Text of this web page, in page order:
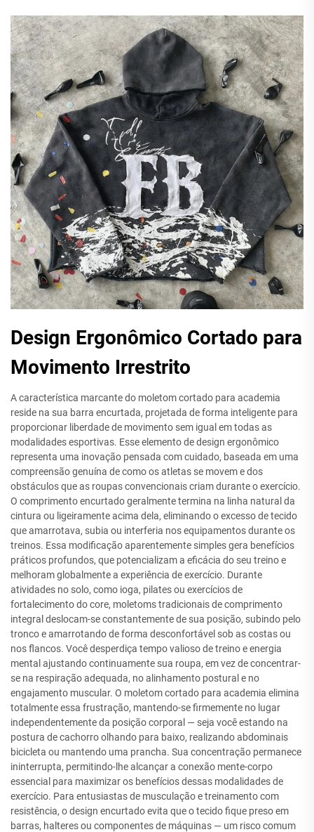
Design Ergonômico Cortado para
Movimento Irrestrito
A característica marcante do moletom cortado para academia
reside na sua barra encurtada, projetada de forma inteligente para
proporcionar liberdade de movimento sem igual em todas as
modalidades esportivas. Esse elemento de design ergonômico
representa uma inovação pensada com cuidado, baseada em uma
compreensão genuína de como os atletas se movem e dos
obstáculos que as roupas convencionais criam durante o exercício.
O comprimento encurtado geralmente termina na linha natural da
cintura ou ligeiramente acima dela, eliminando o excesso de tecido
que amarrotava, subia ou interferia nos equipamentos durante os
treinos. Essa modificação aparentemente simples gera benefícios
práticos profundos, que potencializam a eficácia do seu treino e
melhoram globalmente a experiência de exercício. Durante
atividades no solo, como ioga, pilates ou exercícios de
fortalecimento do core, moletoms tradicionais de comprimento
integral deslocam-se constantemente de sua posição, subindo pelo
tronco e amarrotando de forma desconfortável sob as costas ou
nos flancos. Você desperdiça tempo valioso de treino e energia
mental ajustando continuamente sua roupa, em vez de concentrar-
se na respiração adequada, no alinhamento postural e no
engajamento muscular. O moletom cortado para academia elimina
totalmente essa frustração, mantendo-se firmemente no lugar
independentemente da posição corporal — seja você estando na
postura de cachorro olhando para baixo, realizando abdominais
bicicleta ou mantendo uma prancha. Sua concentração permanece
ininterrupta, permitindo-lhe alcançar a conexão mente-corpo
essencial para maximizar os benefícios dessas modalidades de
exercício. Para entusiastas de musculação e treinamento com
resistência, o design encurtado evita que o tecido fique preso em
barras, halteres ou componentes de máquinas — um risco comum